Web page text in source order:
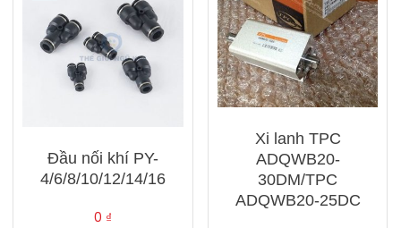
Đầu nối khí PY-
4/6/8/10/12/14/16
0 ₫
Xi lanh TPC
ADQWB20-
30DM/TPC
ADQWB20-25DC